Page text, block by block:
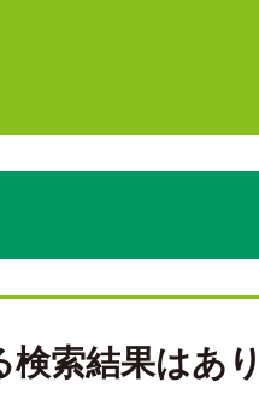
検索結果はあ